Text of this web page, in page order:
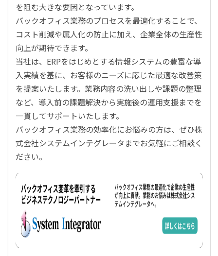
を阻む大きな要因となっています。
バックオフィス業務のプロセスを最適化することで、
コスト削減や属人化の防止に加え、企業全体の生産性
向上が期待できます。
当社は、ERPをはじめとする情報システムの豊富な導
入実績を基に、お客様のニーズに応じた最適な改善策
を提案いたします。業務内容の洗い出しや課題の整理
など、導入前の課題解決から実施後の運用支援までを
一貫してサポートいたします。
バックオフィス業務の効率化にお悩みの方は、ぜひ株
式会社システムインテグレータまでお気軽にご相談く
ださい。